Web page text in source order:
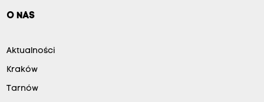
O NAS
Aktualności
Kraków
Tarnów